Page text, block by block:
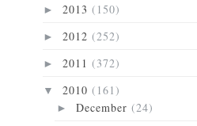
► 2013 (150)
► 2012 (252)
► 2011 (372)
▼ 2010 (161)
► December (24)